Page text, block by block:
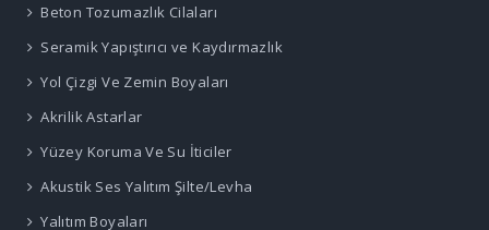
Beton Tozumazlık Cilaları
Seramik Yapıştırıcı ve Kaydırmazlık
Yol Çizgi Ve Zemin Boyaları
Akrilik Astarlar
Yüzey Koruma Ve Su İticiler
Akustik Ses Yalıtım Şilte/Levha
Yalıtım Boyaları